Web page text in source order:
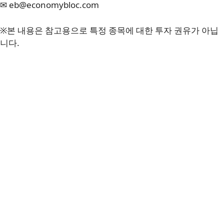
✉ eb@economybloc.com
※본 내용은 참고용으로 특정 종목에 대한 투자 권유가 아닙
니다.